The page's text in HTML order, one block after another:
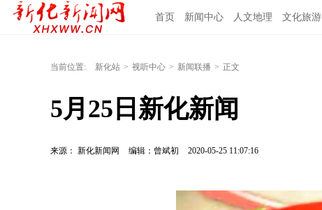
首页 新闻中心 人文地理 文化旅游
当前位置: 新化站 > 视听中心 > 新闻联播 > 正文
5月25日新化新闻
来源： 新化新闻网 编辑：曾斌初 2020-05-25 11:07:16